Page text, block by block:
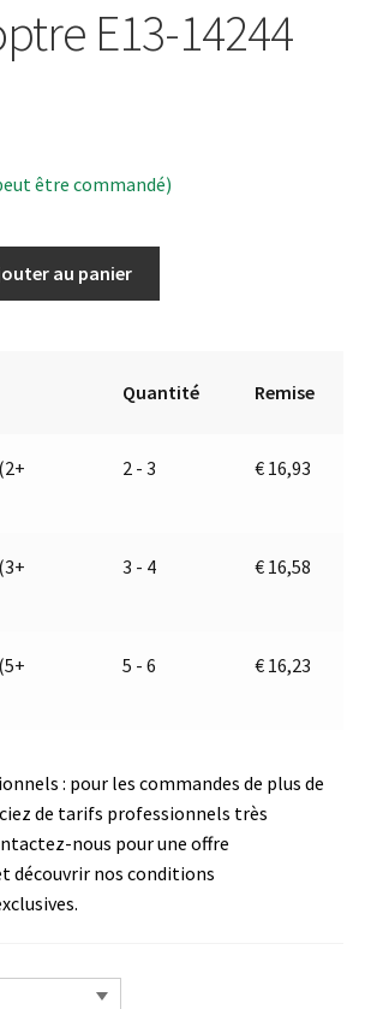
E13-14244
être commandé)
au panier
Quantité Remise
2 - 3 € 16,93
3 - 4 € 16,58
5 - 6 € 16,23
: pour les commandes de plus de
de tarifs professionnels très
nous pour une offre
découvrir nos conditions